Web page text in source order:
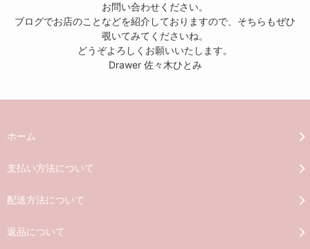
お問い合わせください。
ブログでお店のことなどを紹介しておりますので、そちらもぜひ
覗いてみてくださいね。
どうぞよろしくお願いいたします。
Drawer 佐々木ひとみ
ホーム
支払い方法について
配送方法について
返品について